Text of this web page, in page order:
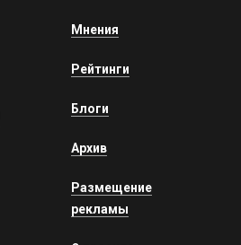
Мнения
Рейтинги
Блоги
Архив
Размещение
рекламы